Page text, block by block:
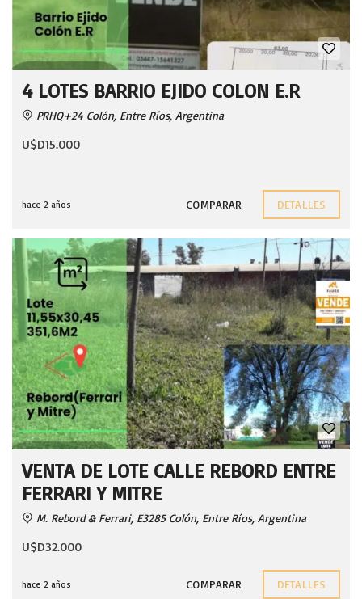
4 LOTES BARRIO EJIDO COLON E.R
PRHQ+24 Colón, Entre Ríos, Argentina
U$D15.000
hace 2 años COMPARAR DETALLES
VENTA DE LOTE CALLE REBORD ENTRE
FERRARI Y MITRE
M. Rebord & Ferrari, E3285 Colón, Entre Ríos, Argentina
U$D32.000
hace 2 años COMPARAR DETALLES